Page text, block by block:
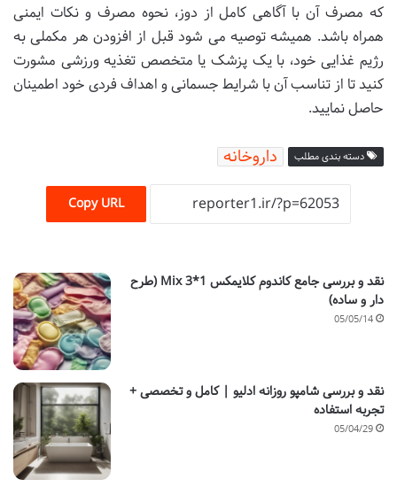
که مصرف آن با آگاهی کامل از دوز، نحوه مصرف و نکات ایمنی
همراه باشد. همیشه توصیه می شود قبل از افزودن هر مکملی به
رژیم غذایی خود، با یک پزشک یا متخصص تغذیه ورزشی مشورت
کنید تا از تناسب آن با شرایط جسمانی و اهداف فردی خود اطمینان
حاصل نمایید.
دسته بندی مطلب داروخانه
Copy URL
نقد و بررسی جامع کاندوم کلایمکس Mix 3*1 (طرح
دار و ساده)
05/05/14
نقد و بررسی شامپو روزانه ادلیو | کامل و تخصصی +
تجربه استفاده
05/04/29